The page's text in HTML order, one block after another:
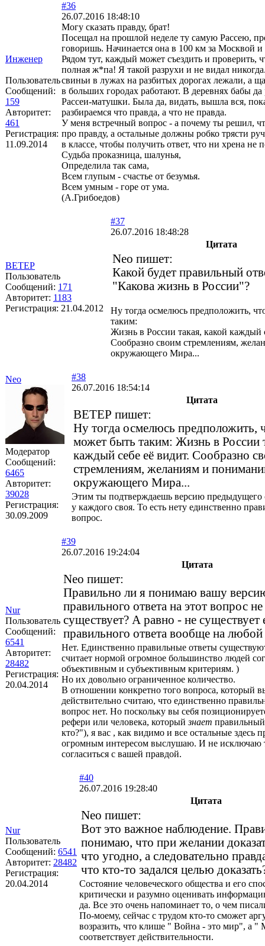
Инженер
Пользователь
Сообщений:
159
Авторитет:
461
Регистрация:
11.09.2014
#36
26.07.2016 18:48:10
Могу сказать правду, брат!
Посещал на прошлой неделе ту самую Рассею,
говоришь. Начинается она в 100 км за Москвой
Рядом тут, каждый может съездить и проверить,
полная ж*па! Я такой разрухи и не видал
свиньи в лужах на разбитых дорогах лежали, а
в больших городах работают. В деревнях бабы да
Рассеи-матушки. Была да, видать, вышла вся,
разбираемся что правда, а что не правда.
У меня встречный вопрос - а почему ты решил,
про правду, а остальные должны робко трясти
в классе, чтобы получить ответ, что ни хрена не
Судьба проказница, шалунья,
Определила так сама,
Всем глупым - счастье от безумья.
Всем умным - горе от ума.
(А.Грибоедов)
ВЕТЕР
Пользователь
Сообщений: 171
Авторитет: 1183
Регистрация: 21.04.2012
#37
26.07.2016 18:48:28
Цитата
Neo пишет:
Какой будет правильный
"Какова жизнь в России"?
Ну тогда осмелюсь предположить,
таким:
Жизнь в России такая, какой каждый
Сообразно своим стремлениям,
окружающего Мира...
Neo
Модератор
Сообщений:
6465
Авторитет:
39028
Регистрация:
30.09.2009
#38
26.07.2016 18:54:14
Цитата
ВЕТЕР пишет:
Ну тогда осмелюсь предположить,
может быть таким: Жизнь в России
каждый себе её видит. Сообразно
стремлениям, желаниям и
окружающего Мира...
Этим ты подтверждаешь версию предыдущего
у каждого своя. То есть нету единственно
вопрос.
Nur
Пользователь
Сообщений:
6541
Авторитет:
28482
Регистрация:
20.04.2014
#39
26.07.2016 19:24:04
Цитата
Neo пишет:
Правильно ли я понимаю вашу
правильного ответа на этот вопрос не
существует? А равно - не существует
правильного ответа вообще на
Нет. Единственно правильные ответы
считает нормой огромное большинство людей
объективным и субъективным критериям. )
Но их довольно ограниченное количество.
В отношении конкретно того вопроса, который
действительно считаю, что единственно
вопрос нет. Но поскольку вы себя
рефери или человека, которыйзнает
кто?"), я вас , как видимо и все остальные здесь
огромным интересом выслушаю. И не исключаю
согласиться с вашей правдой.
Nur
Пользователь
Сообщений: 6541
Авторитет: 28482
Регистрация:
20.04.2014
#40
26.07.2016 19:28:40
Цитата
Neo пишет:
Вот это важное наблюдение.
понимаю, что при желании
что угодно, а следовательно
что кто-то задался целью
Состояние человеческого общества и его
критически и разумно оценивать
да. Все это очень напоминает то, о чем
По-моему, сейчас с трудом кто-то сможет
возразить, что клише " Война - это мир", а "
соответствует действительности.